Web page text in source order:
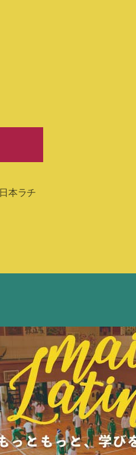
日本ラチ